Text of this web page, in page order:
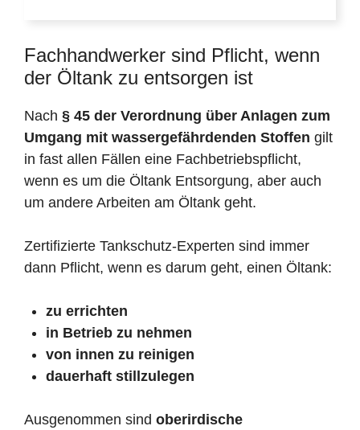
Fachhandwerker sind Pflicht, wenn
der Öltank zu entsorgen ist
Nach § 45 der Verordnung über Anlagen zum
Umgang mit wassergefährdenden Stoffen gilt
in fast allen Fällen eine Fachbetriebspflicht,
wenn es um die Öltank Entsorgung, aber auch
um andere Arbeiten am Öltank geht.
Zertifizierte Tankschutz-Experten sind immer
dann Pflicht, wenn es darum geht, einen Öltank:
zu errichten
in Betrieb zu nehmen
von innen zu reinigen
dauerhaft stillzulegen
Ausgenommen sind oberirdische